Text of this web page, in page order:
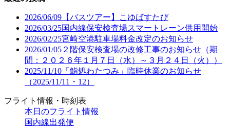
2026/06/09 【バスツアー】こゆばすたび
2026/03/25国内線保安検査場スマートレーン供用開始
2026/02/25宮崎空港駐車場料金改定のお知らせ
2026/01/05 ２階保安検査場の改修工事のお知らせ（期
間：２０２６年１月７日（水）～３月２４日（火））
2025/11/10 「鮨処わたつみ」臨時休業のお知らせ
（2025/11/11・12）
フライト情報・時刻表
本日のフライト情報
国内線出発便